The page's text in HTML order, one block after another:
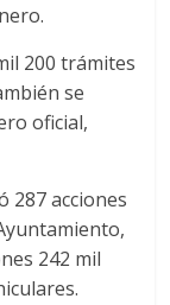
200 trámites
se
oficial,
287 acciones
242 mil